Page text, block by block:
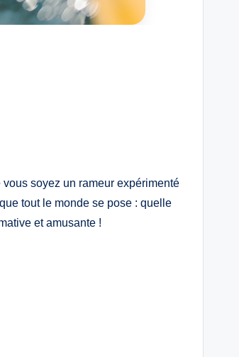
vous soyez un rameur expérimenté
tout le monde se pose : quelle
et amusante !